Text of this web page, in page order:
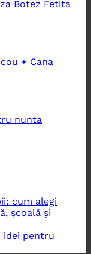
Botez Fetita
+ Cana
nunta
cum alegi
școală și
idei pentru